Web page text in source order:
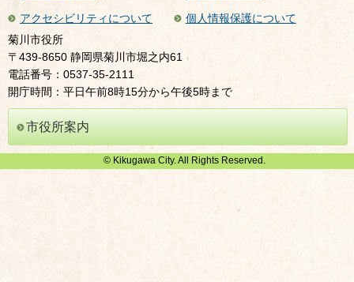
アクセシビリティについて
個人情報保護について
菊川市役所
〒439-8650 静岡県菊川市堀之内61
電話番号：0537-35-2111
開庁時間：平日午前8時15分から午後5時まで
市役所案内
© Kikugawa City. All Rights Reserved.